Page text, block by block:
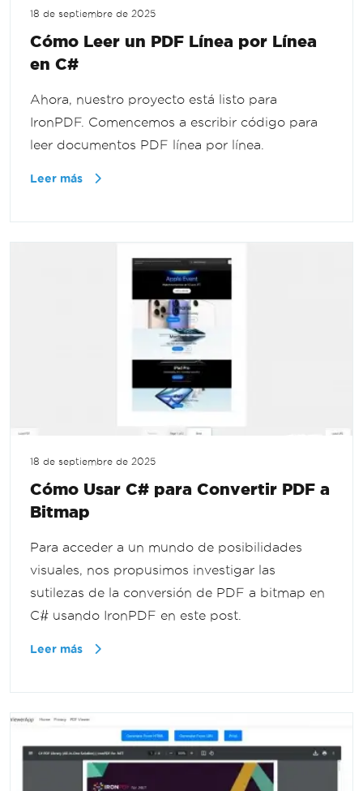
18 de septiembre de 2025
Cómo Leer un PDF Línea por Línea
en C#
Ahora, nuestro proyecto está listo para
IronPDF. Comencemos a escribir código para
leer documentos PDF línea por línea.
Leer más
18 de septiembre de 2025
Cómo Usar C# para Convertir PDF a
Bitmap
Para acceder a un mundo de posibilidades
visuales, nos propusimos investigar las
sutilezas de la conversión de PDF a bitmap en
C# usando IronPDF en este post.
Leer más